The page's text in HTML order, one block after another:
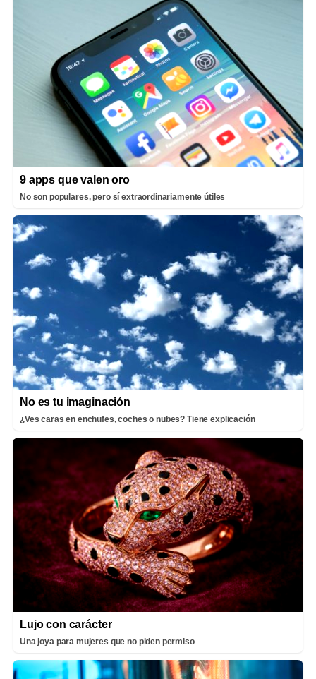
9 apps que valen oro
No son populares, pero sí extraordinariamente útiles
No es tu imaginación
¿Ves caras en enchufes, coches o nubes? Tiene explicación
Lujo con carácter
Una joya para mujeres que no piden permiso